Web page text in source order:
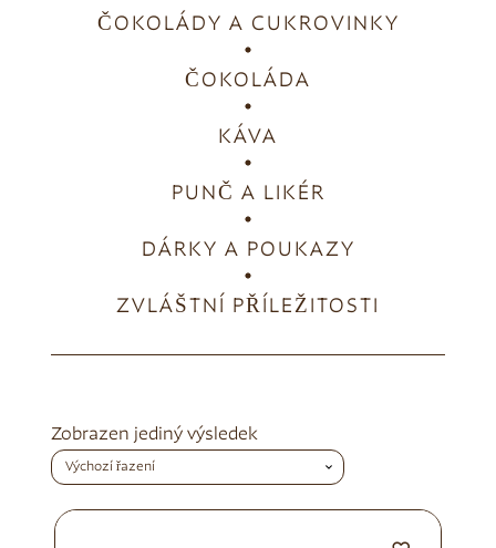
ČOKOLÁDY A CUKROVINKY
ČOKOLÁDA
KÁVA
PUNČ A LIKÉR
DÁRKY A POUKAZY
ZVLÁŠTNÍ PŘÍLEŽITOSTI
Zobrazen jediný výsledek